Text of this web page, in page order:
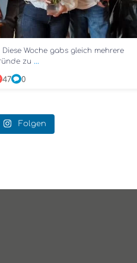
Diese Woche gabs gleich mehrere
zu ...
47 0
Folgen